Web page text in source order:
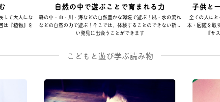
して大人にな
は『植物』を
自然の中で遊ぶことで育まれる力
森の中・山・川・海などの自然豊かな環境で遊ぶ！風・水の流れ
などの自然の力で遊ぶ！そこでは、体験することのできない新し
い発見に出会うことができます
子供と
全ての人に
本・図鑑を取
『サ
こどもと遊び学ぶ読み物